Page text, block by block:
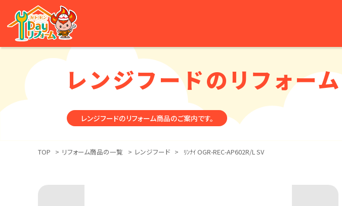
レンジフードのリフォーム
レンジフードのリフォーム商品のご案内です。
TOP > リフォーム商品の一覧 > レンジフード > ﾘﾝﾅｲ OGR-REC-AP602R/L SV